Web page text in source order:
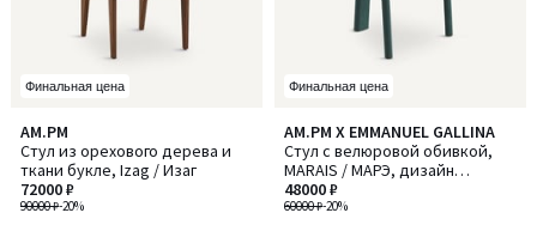
Финальная цена
AM.PM
Стул из орехового дерева и
ткани букле, Izag / Изаг
90000 ₽-20%
72000 ₽
3
/
5
Финальная цена
AM.PM X EMMANUEL GALLINA
Стул с велюровой обивкой,
MARAIS / МАРЭ, дизайн
Эммануэля Галлина
60000 ₽-20%
48000 ₽
5
/
5